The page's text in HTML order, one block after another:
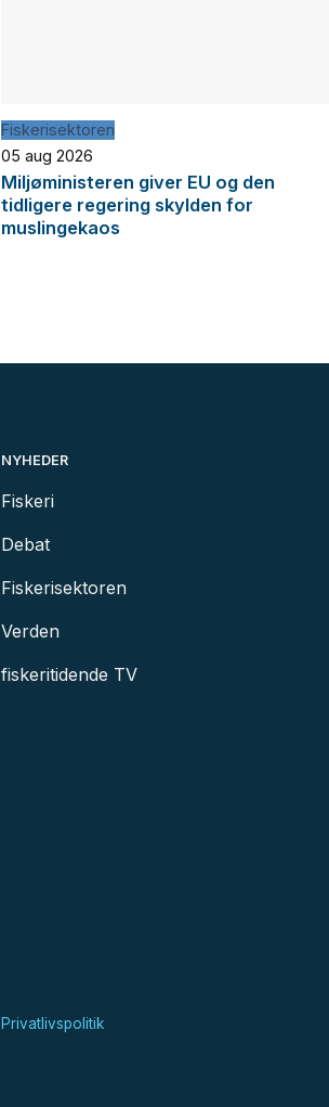
Fiskerisektoren
05 aug 2026
Miljøministeren giver EU og den
tidligere regering skylden for
muslingekaos
NYHEDER
Fiskeri
Debat
Fiskerisektoren
Verden
fiskeritidende TV
Privatlivspolitik